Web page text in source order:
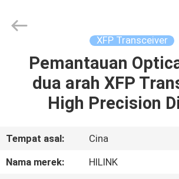
RUMAH
PRODUK
TENTANG
KAMI
Technology
Co.,Ltd..
XFP Transceiver
Pemantauan
dua arah XFP
High Precision
Tempat asal:
Cina
Nama merek:
HILINK